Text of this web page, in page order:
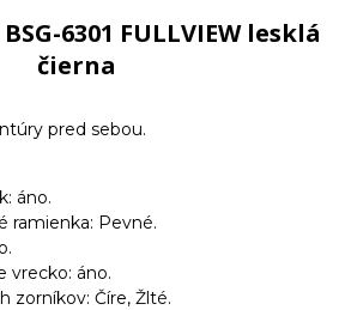
6301 FULLVIEW lesklá
čierna
pred sebou.
áno.
ramienka: Pevné.
vrecko: áno.
zorníkov: Číre, Žlté.